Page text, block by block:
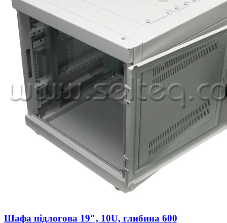
Шафа підлогова 19″, 10U, глибина 600